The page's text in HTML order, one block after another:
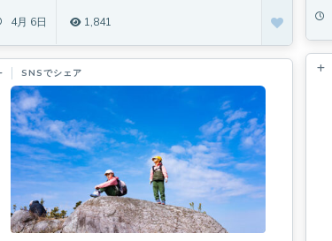
4月 6日 1,841
SNSでシェア